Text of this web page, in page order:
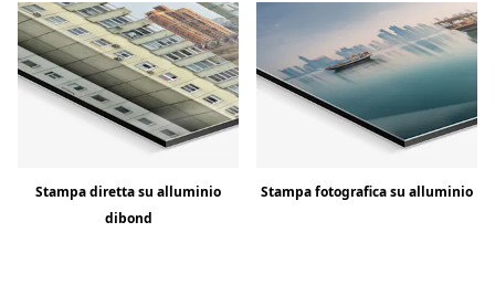
Stampa diretta su alluminio
dibond
Stampa fotografica su alluminio